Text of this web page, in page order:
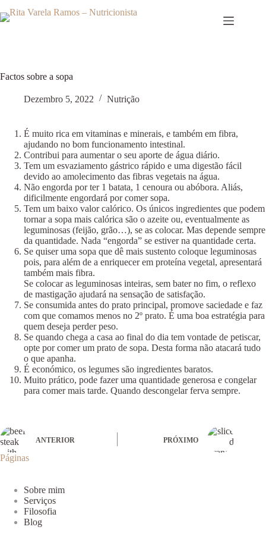
para
Factos sobre a sopa
Dezembro 5, 2022 Nutrição
É muito rica em vitaminas e minerais, e também em fibra,
ajudando no bom funcionamento intestinal.
Contribui para aumentar o seu aporte de água diário.
Tem um esvaziamento gástrico rápido e uma digestão fácil
devido ao amolecimento das fibras vegetais na água.
Não engorda por ter 1 batata, 1 cenoura ou abóbora. Aliás,
dificilmente engordará por comer sopa.
Tem um baixo valor calórico. Os únicos ingredientes que podem
tornar a sopa mais calórica são o azeite ou, eventualmente as
leguminosas (feijão, grão…), se as colocar. Mas depende sempre
da quantidade. Nada “engorda” se estiver na quantidade certa.
Se quiser uma sopa que dê mais sustento coloque leguminosas
pois, para além de a enriquecer em proteína vegetal, apresentará
também mais fibra.
Se colocar as leguminosas inteiras, sem bater no fim, o reflexo
de mastigação ajudará na sensação de satisfação.
Se consumida antes do prato principal, promove saciedade e faz
com que comamos menos no 2º prato. É uma boa estratégia para
quem deseja perder peso.
Se quando chega a casa ao final do dia tem vontade de petiscar,
opte por comer um prato de sopa. Desta forma não atacará tudo
o que apanha.
É económico, os legumes são ingredientes baratos.
Muito prático, pode fazer uma quantidade generosa e congelar
para comer mais tarde. Quando descongelar ferva sempre.
ANTERIOR PRÓXIMO
Páginas
Sobre mim
Serviços
Filosofia
Blog